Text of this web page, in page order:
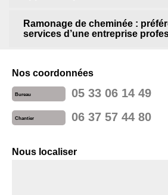
Ramonage de cheminée :
services d’une entreprise
Nos coordonnées
Bureau 05 33 06 14 49
Chantier 06 37 57 44 80
Nous localiser